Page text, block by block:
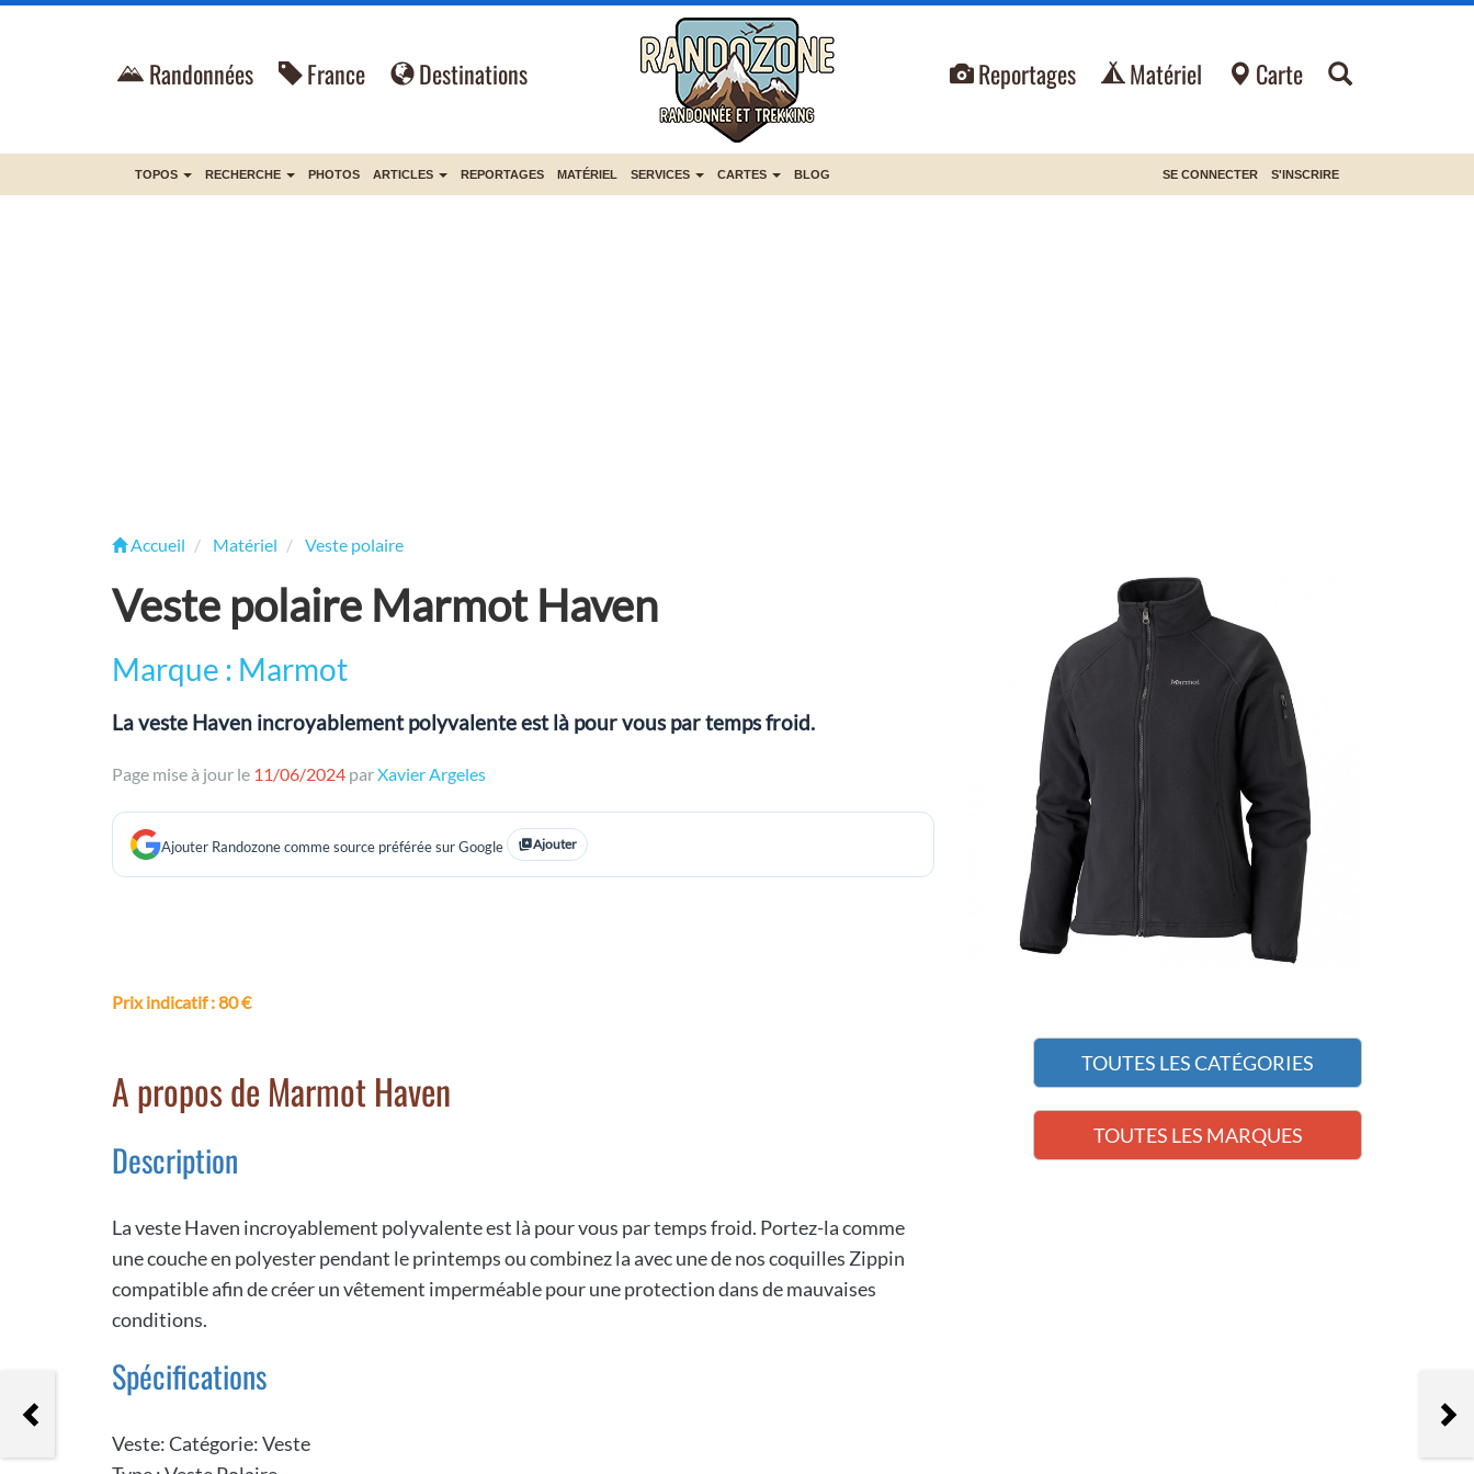
Randonnées France Destinations Reportages Matériel Carte
TOPOS RECHERCHE PHOTOS ARTICLES REPORTAGES MATÉRIEL SERVICES CARTES BLOG SE CONNECTER S'INSCRIRE
Accueil Matériel Veste polaire
Veste polaire Marmot Haven
Marque : Marmot
La veste Haven incroyablement polyvalente est là pour vous par temps froid.
Page mise à jour le 11/06/2024 parXavier Argeles
Ajouter Randozone comme source préférée sur Google Ajouter
Prix indicatif: 80 €
A propos de Marmot Haven
Description
La veste Haven incroyablement polyvalente est là pour vous par temps froid. Portez-la comme
une couche en polyester pendant le printemps ou combinez la avec une de nos coquilles Zippin
compatible afin de créer un vêtement imperméable pour une protection dans de mauvaises
conditions.
Spécifications
Veste: Catégorie: Veste
TOUTES LES CATÉGORIES
TOUTES LES MARQUES